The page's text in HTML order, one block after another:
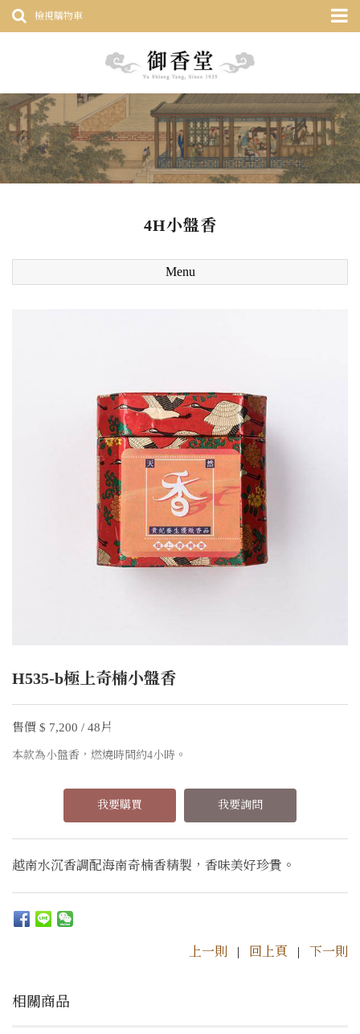
檢視購物車
4H小盤香
Menu
H535-b極上奇楠小盤香
售價 $ 7,200 / 48片
本款為小盤香，燃燒時間約4小時。
我要購買 我要詢問
越南水沉香調配海南奇楠香精製，香味美好珍貴。
上一則 | 回上頁 | 下一則
相關商品